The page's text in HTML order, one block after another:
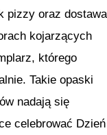
pizzy oraz dostawa
kojarzących
którego
Takie opaski
nadają się
celebrować Dzień